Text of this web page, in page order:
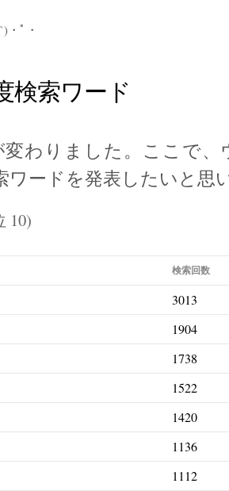
・ﾟ・
検索ワード
わりました。ここで、
ワードを発表したいと思
10)
検索回数
3013
1904
1738
1522
1420
1136
1112